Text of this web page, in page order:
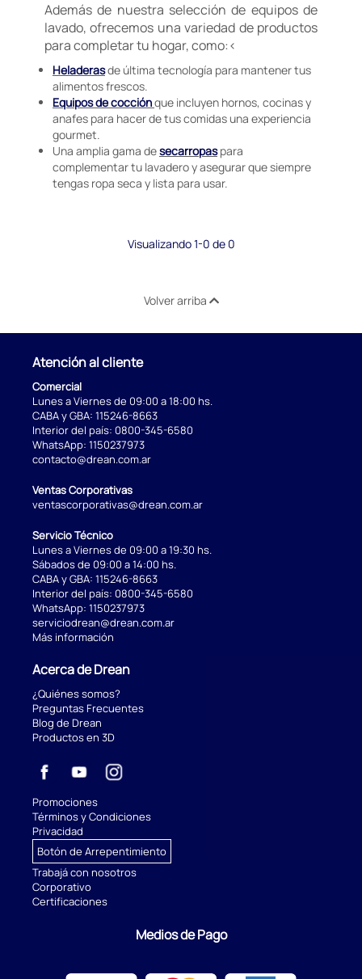
Además de nuestra selección de equipos de
lavado, ofrecemos una variedad de productos
para completar tu hogar, como:<
Heladerasde última tecnología para mantener tus
alimentos frescos.
Equipos de cocciónque incluyen hornos, cocinas y
anafes para hacer de tus comidas una experiencia
gourmet.
Una amplia gama desecarropaspara
complementar tu lavadero y asegurar que siempre
tengas ropa seca y lista para usar.
Visualizando 1-0 de 0
Volver arriba
Atención al cliente
Comercial
Lunes a Viernes de 09:00 a 18:00 hs.
CABA y GBA: 115246-8663
Interior del país: 0800-345-6580
WhatsApp: 1150237973
contacto@drean.com.ar
Ventas Corporativas
ventascorporativas@drean.com.ar
Servicio Técnico
Lunes a Viernes de 09:00 a 19:30 hs.
Sábados de 09:00 a 14:00 hs.
CABA y GBA: 115246-8663
Interior del país: 0800-345-6580
WhatsApp: 1150237973
serviciodrean@drean.com.ar
Más información
Acerca de Drean
¿Quiénes somos?
Preguntas Frecuentes
Blog de Drean
Productos en 3D
Promociones
Términos y Condiciones
Privacidad
Botón de Arrepentimiento
Trabajá con nosotros
Corporativo
Certificaciones
Medios de Pago